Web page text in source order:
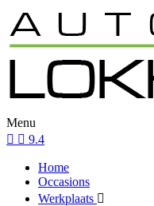
Menu
9.4
Home
Occasions
Werkplaats